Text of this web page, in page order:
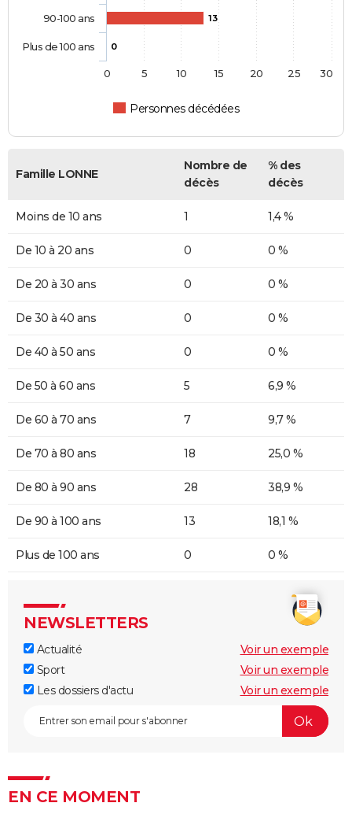
13
0
Personnes décédées
90-100 ans
Plus de 100 ans
0 5 10 15 20 25 30
Famille LONNE
Nombre de
décès
% des
décès
Moins de 10 ans 1 1,4 %
De 10 à 20 ans 0 0 %
De 20 à 30 ans 0 0 %
De 30 à 40 ans 0 0 %
De 40 à 50 ans 0 0 %
De 50 à 60 ans 5 6,9 %
De 60 à 70 ans 7 9,7 %
De 70 à 80 ans 18 25,0 %
De 80 à 90 ans 28 38,9 %
De 90 à 100 ans 13 18,1 %
Plus de 100 ans 0 0 %
NEWSLETTERS
Actualité
Voir un exemple
Sport
Voir un exemple
Les dossiers d'actu
Voir un exemple
EN CE MOMENT